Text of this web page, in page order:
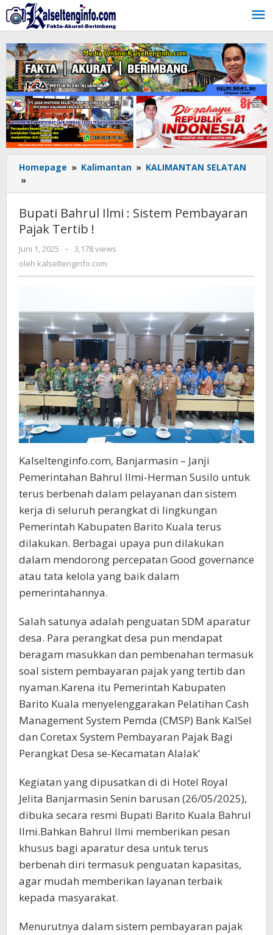
Lewati
ke
konten
Homepage » Kalimantan » KALIMANTAN SELATAN
»
Bahrul
:
Sistem
Pembayaran
Pajak
Tertib
Bupati Bahrul Ilmi : Sistem Pembayaran
Pajak Tertib !
Juni 1, 2025
oleh
kalseltenginfo.com
-
3,178 views
oleh kalseltenginfo.com
Kalseltenginfo.com, Banjarmasin – Janji
Pemerintahan Bahrul Ilmi-Herman Susilo untuk
terus berbenah dalam pelayanan dan sistem
kerja di seluruh perangkat di lingkungan
Pemerintah Kabupaten Barito Kuala terus
dilakukan. Berbagai upaya pun dilakukan
dalam mendorong percepatan Good governance
atau tata kelola yang baik dalam
pemerintahannya.
Salah satunya adalah penguatan SDM aparatur
desa. Para perangkat desa pun mendapat
beragam masukkan dan pembenahan termasuk
soal sistem pembayaran pajak yang tertib dan
nyaman.Karena itu Pemerintah Kabupaten
Barito Kuala menyelenggarakan Pelatihan Cash
Management System Pemda (CMSP) Bank KalSel
dan Coretax System Pembayaran Pajak Bagi
Perangkat Desa se-Kecamatan Alalak’
Kegiatan yang dipusatkan di di Hotel Royal
Jelita Banjarmasin Senin barusan (26/05/2025),
dibuka secara resmi Bupati Barito Kuala Bahrul
Ilmi.Bahkan Bahrul Ilmi memberikan pesan
khusus bagi aparatur desa untuk terus
berbenah diri termasuk penguatan kapasitas,
agar mudah memberikan layanan terbaik
kepada masyarakat.
Menurutnya dalam sistem pembayaran pajak